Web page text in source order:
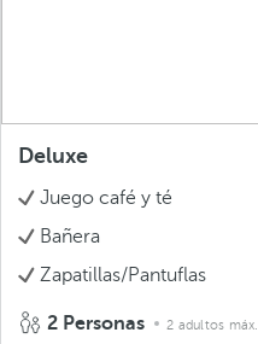
Deluxe
Juego café y té
Bañera
Zapatillas/Pantuflas
2 Personas 2 adultos máx.